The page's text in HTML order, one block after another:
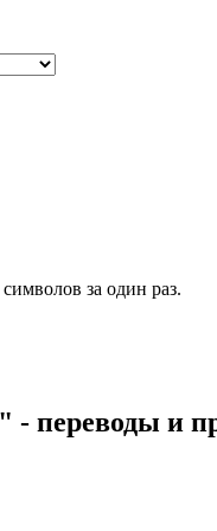
символов за один раз.
- переводы и